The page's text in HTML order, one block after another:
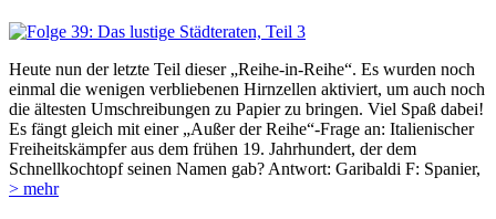
Heute nun der letzte Teil dieser „Reihe-in-Reihe“. Es wurden noch
einmal die wenigen verbliebenen Hirnzellen aktiviert, um auch noch
die ältesten Umschreibungen zu Papier zu bringen. Viel Spaß dabei!
Es fängt gleich mit einer „Außer der Reihe“-Frage an: Italienischer
Freiheitskämpfer aus dem frühen 19. Jahrhundert, der dem
Schnellkochtopf seinen Namen gab? Antwort: Garibaldi F: Spanier,
> mehr